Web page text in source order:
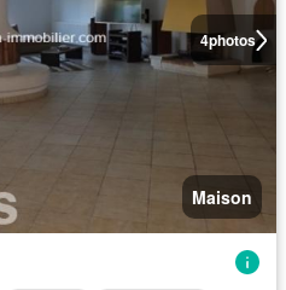
4photos
Maison